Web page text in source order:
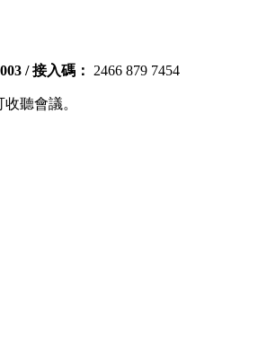
/ 接入碼： 2466 879 7454
聽會議。